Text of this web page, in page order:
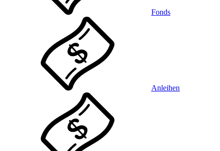
Fonds
Anleihen